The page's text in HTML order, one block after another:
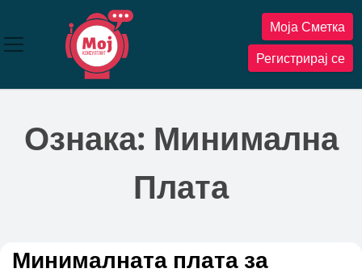
содржината
Моја Сметка
Регистрирај се
Ознака: Минимална
Плата
Минималната плата за